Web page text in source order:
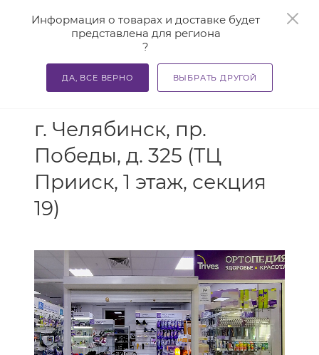
Информация о товарах и доставке будет
представлена для региона
?
ДА, ВСЕ ВЕРНО ВЫБРАТЬ ДРУГОЙ
г. Челябинск, пр.
Победы, д. 325 (ТЦ
Прииск, 1 этаж, секция
19)